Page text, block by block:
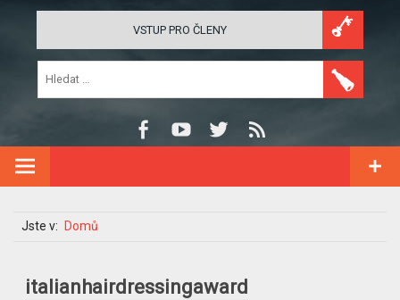
VSTUP PRO ČLENY
Jste v: Domů
italianhairdressingaward